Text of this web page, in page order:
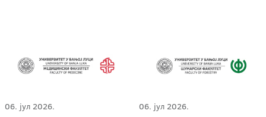
06. јул 2026. 06. јул 2026.